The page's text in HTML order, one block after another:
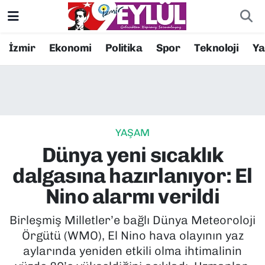
İzmir Ekonomi Politika Spor Teknoloji
YAŞAM
Dünya yeni sıcaklık
dalgasına hazırlanıyor: El
Nino alarmı verildi
Birleşmiş Milletler’e bağlı Dünya Meteoroloji
Örgütü (WMO), El Nino hava olayının yaz
aylarında yeniden etkili olma ihtimalinin
Resmi İlanlar
EKONOMİ
KÜLTÜR SANAT
MAGAZİN
POLİTİKA
Konak Nöbetçi Eczaneler
Süper Lig Puan Durumu ve Fikstür
Tüm Manşetler
Son Dakika Haberleri
Haber Arşivi